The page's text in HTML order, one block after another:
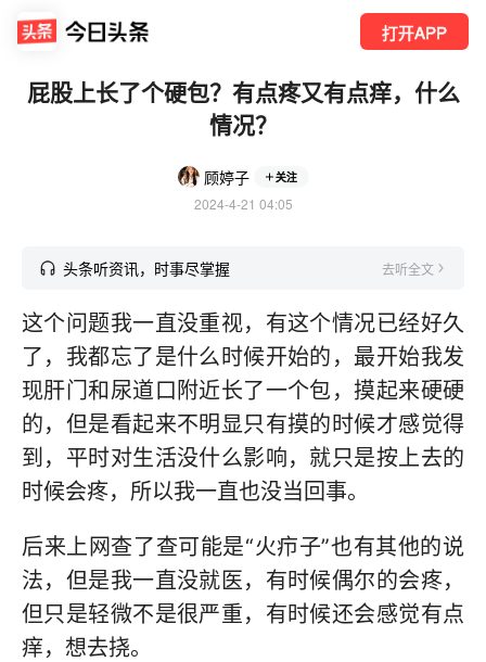
打开APP
屁股上长了个硬包？有点疼又有点痒，什么
情况？
顾婷子 关注
2024-4-21 04:05
头条听资讯，时事尽掌握 去听全文
这个问题我一直没重视，有这个情况已经好久
了，我都忘了是什么时候开始的，最开始我发
现肝门和尿道口附近长了一个包，摸起来硬硬
的，但是看起来不明显只有摸的时候才感觉得
到，平时对生活没什么影响，就只是按上去的
时候会疼，所以我一直也没当回事。
后来上网查了查可能是“火疖子”也有其他的说
法，但是我一直没就医，有时候偶尔的会疼，
但只是轻微不是很严重，有时候还会感觉有点
痒，想去挠。